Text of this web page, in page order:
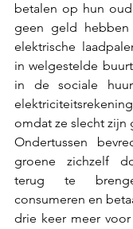
betalen op hun
geen geld
elektrische
in welgestelde
in de sociale
omdat ze slecht zijn
Ondertussen
groene zichzelf
terug te
consumeren en
drie keer meer